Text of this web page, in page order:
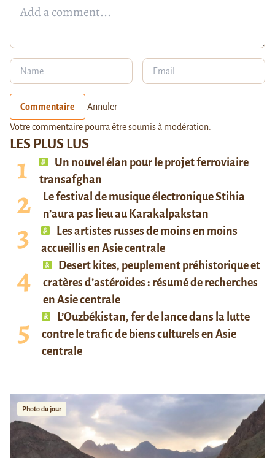
LES PLUS LUS
Un nouvel élan pour le projet ferroviaire
transafghan
Le festival de musique électronique Stihia
n’aura pas lieu au Karakalpakstan
Les artistes russes de moins en moins
accueillis en Asie centrale
Desert kites, peuplement préhistorique et
cratères d’astéroïdes : résumé de recherches
en Asie centrale
L’Ouzbékistan, fer de lance dans la lutte
contre le trafic de biens culturels en Asie
centrale
Photo du jour
Commentaire Annuler
Votre commentaire pourra être soumis à modération.